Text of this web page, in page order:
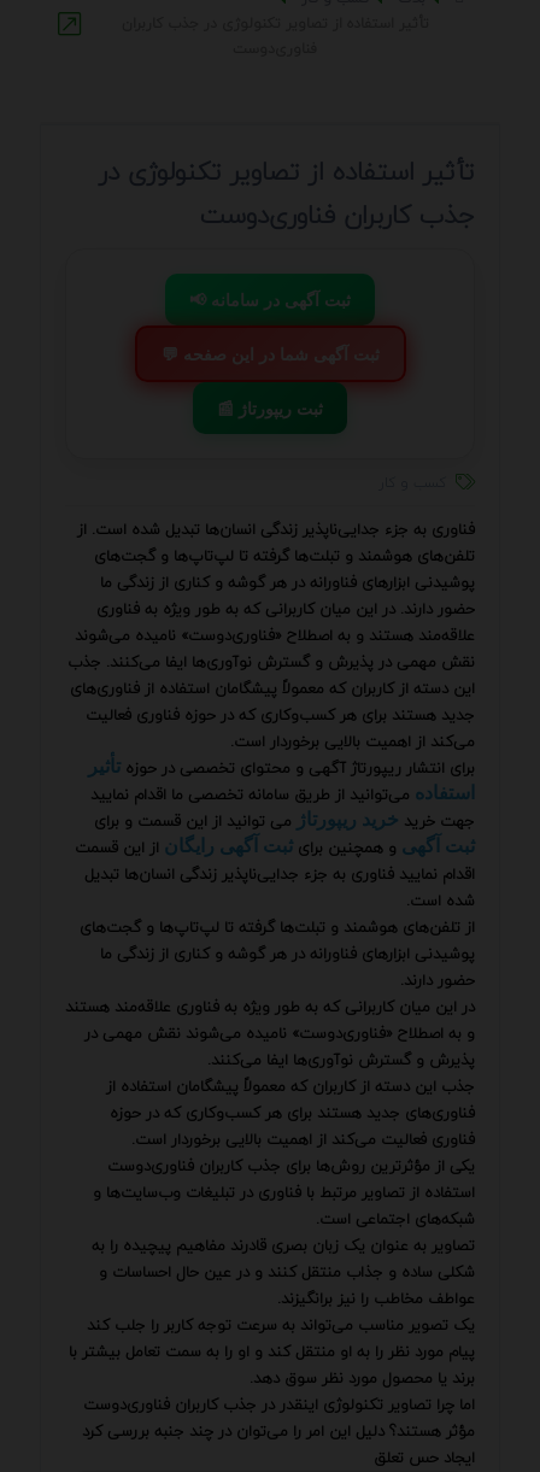
تأثیر استفاده از تصاویر تکنولوژی در
جذب کاربران فناوری‌دوست
📢 ثبت آگهی در سامانه
💬 ثبت آگهی شما در این صفحه
📰 ثبت ریپورتاژ
فناوری به جزء جدایی‌ناپذیر زندگی انسان‌ها تبدیل شده است. از
تلفن‌های هوشمند و تبلت‌ها گرفته تا لپ‌تاپ‌ها و گجت‌های
پوشیدنی ابزارهای فناورانه در هر گوشه و کناری از زندگی ما
حضور دارند. در این میان کاربرانی که به طور ویژه به فناوری
علاقه‌مند هستند و به اصطلاح «فناوری‌دوست» نامیده می‌شوند
نقش مهمی در پذیرش و گسترش نوآوری‌ها ایفا می‌کنند. جذب
این دسته از کاربران که معمولاً پیشگامان استفاده از فناوری‌های
جدید هستند برای هر کسب‌وکاری که در حوزه فناوری فعالیت
می‌کند از اهمیت بالایی برخوردار است.
برای انتشار ریپورتاژ آگهی و محتوای تخصصی در حوزه تأثیر
استفاده می‌توانید از طریق سامانه تخصصی ما اقدام نمایید
جهت خرید خرید ریپورتاژ می توانید از این قسمت و برای
ثبت آگهی و همچنین برای ثبت آگهی رایگان از این قسمت
اقدام نمایید فناوری به جزء جدایی‌ناپذیر زندگی انسان‌ها تبدیل
شده است.
از تلفن‌های هوشمند و تبلت‌ها گرفته تا لپ‌تاپ‌ها و گجت‌های
پوشیدنی ابزارهای فناورانه در هر گوشه و کناری از زندگی ما
حضور دارند.
در این میان کاربرانی که به طور ویژه به فناوری علاقه‌مند هستند
و به اصطلاح «فناوری‌دوست» نامیده می‌شوند نقش مهمی در
پذیرش و گسترش نوآوری‌ها ایفا می‌کنند.
جذب این دسته از کاربران که معمولاً پیشگامان استفاده از
فناوری‌های جدید هستند برای هر کسب‌وکاری که در حوزه
فناوری فعالیت می‌کند از اهمیت بالایی برخوردار است.
یکی از مؤثرترین روش‌ها برای جذب کاربران فناوری‌دوست
استفاده از تصاویر مرتبط با فناوری در تبلیغات وب‌سایت‌ها و
شبکه‌های اجتماعی است.
تصاویر به عنوان یک زبان بصری قادرند مفاهیم پیچیده را به
شکلی ساده و جذاب منتقل کنند و در عین حال احساسات و
عواطف مخاطب را نیز برانگیزند.
یک تصویر مناسب می‌تواند به سرعت توجه کاربر را جلب کند
پیام مورد نظر را به او منتقل کند و او را به سمت تعامل بیشتر با
برند یا محصول مورد نظر سوق دهد.
اما چرا تصاویر تکنولوژی اینقدر در جذب کاربران فناوری‌دوست
مؤثر هستند؟ دلیل این امر را می‌توان در چند جنبه بررسی کرد
ایجاد حس تعلق